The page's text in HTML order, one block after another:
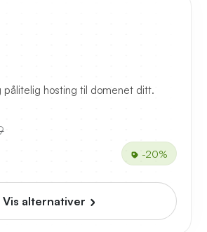
pålitelig hosting til domenet ditt.
-20%
Vis alternativer